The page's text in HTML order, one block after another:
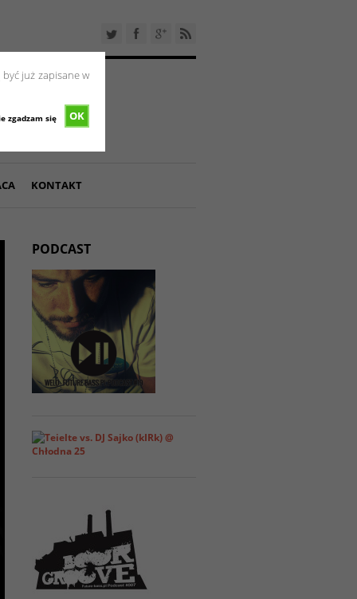
już zapisane w
OK
zgadzam się
KONTAKT
PODCAST